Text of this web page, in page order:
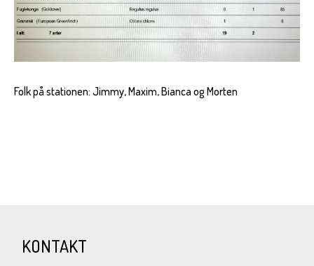
Folk på stationen: Jimmy, Maxim, Bianca og Morten
KONTAKT